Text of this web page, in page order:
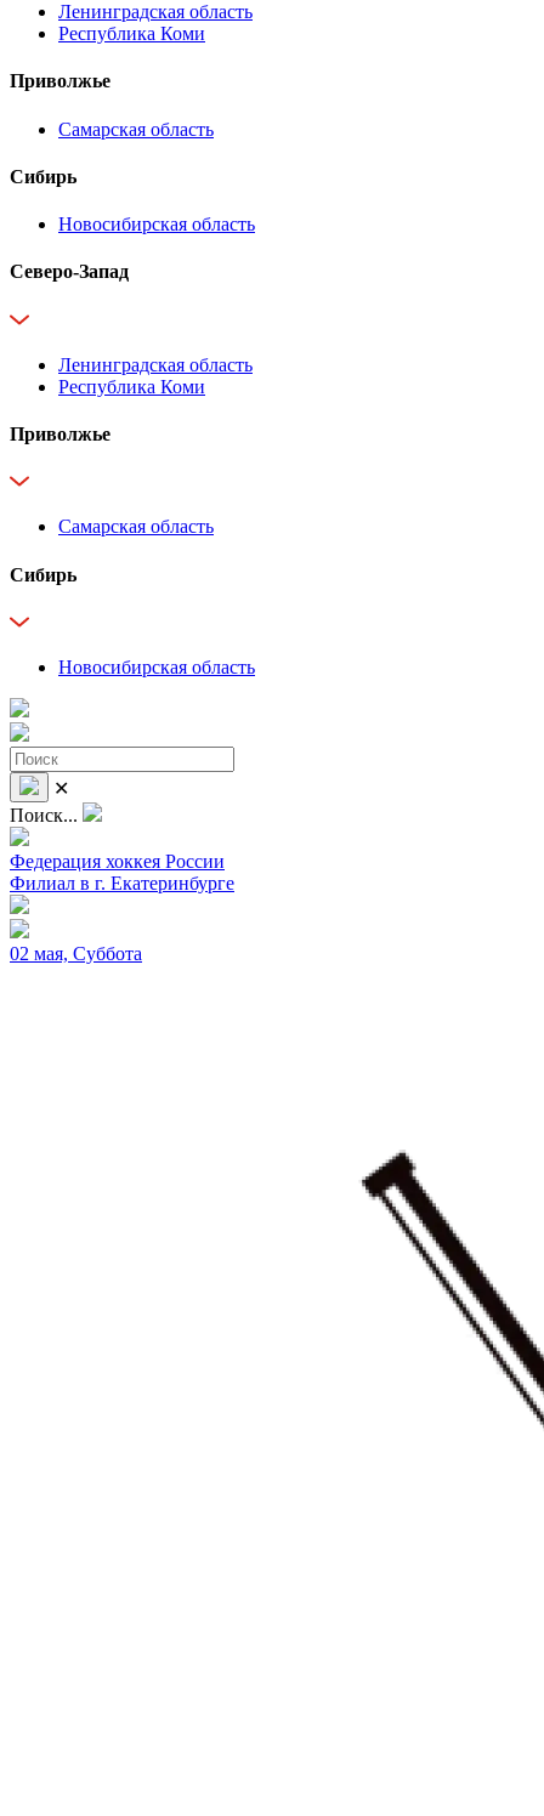
Ленинградская область
Республика Коми
Приволжье
Самарская область
Сибирь
Новосибирская область
Северо-Запад
Ленинградская область
Республика Коми
Приволжье
Самарская область
Сибирь
Новосибирская область
✕
Поиск...
Федерация хоккея России
Филиал в г. Екатеринбурге
02 мая, Суббота